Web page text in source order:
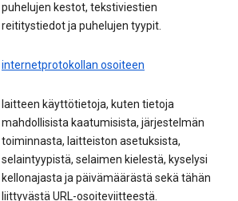
puhelujen kestot, tekstiviestien
reititystiedot ja puhelujen tyypit.
internetprotokollan osoiteen
laitteen käyttötietoja, kuten tietoja
mahdollisista kaatumisista, järjestelmän
toiminnasta, laitteiston asetuksista,
selaintyypistä, selaimen kielestä, kyselysi
kellonajasta ja päivämäärästä sekä tähän
liittyvästä URL-osoiteviitteestä.